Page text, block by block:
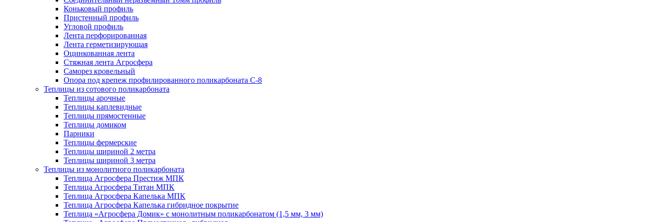
Коньковый профиль
Пристенный профиль
Угловой профиль
Лента перфорированная
Лента герметизирующая
Оцинкованная лента
Стяжная лента Агросфера
Саморез кровельный
Опора под крепеж профилированного поликарбоната С-8
Теплицы из сотового поликарбоната
Теплицы арочные
Теплицы каплевидные
Теплицы прямостенные
Теплицы домиком
Парники
Теплицы фермерские
Теплицы шириной 2 метра
Теплицы шириной 3 метра
Теплицы из монолитного поликарбоната
Теплица Агросфера Престиж МПК
Теплица Агросфера Титан МПК
Теплица Агросфера Капелька МПК
Теплица Агросфера Капелька гибридное покрытие
Теплица «Агросфера Домик» с монолитным поликарбонатом (1,5 мм, 3 мм)